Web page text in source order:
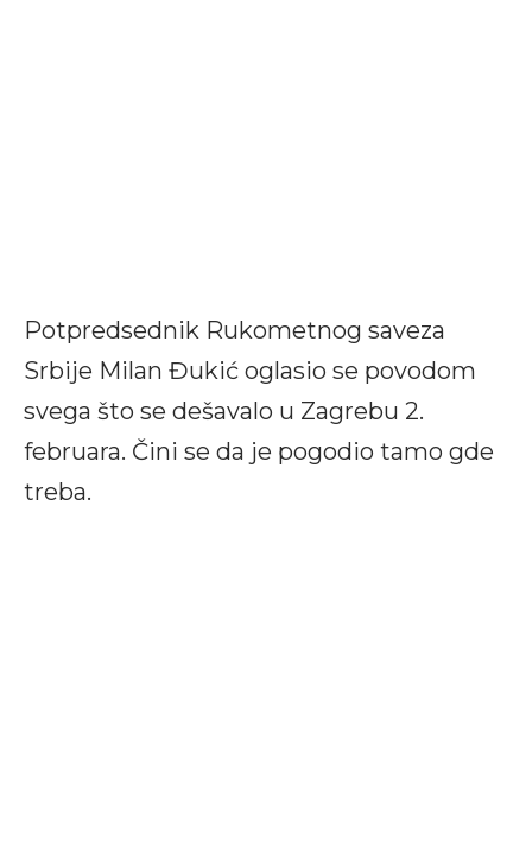
Potpredsednik Rukometnog saveza
Srbije Milan Đukić oglasio se povodom
svega što se dešavalo u Zagrebu 2.
februara. Čini se da je pogodio tamo gde
treba.